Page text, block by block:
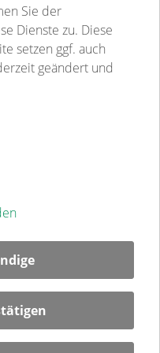
Sie der
Dienste zu. Diese
setzen ggf. auch
geändert und